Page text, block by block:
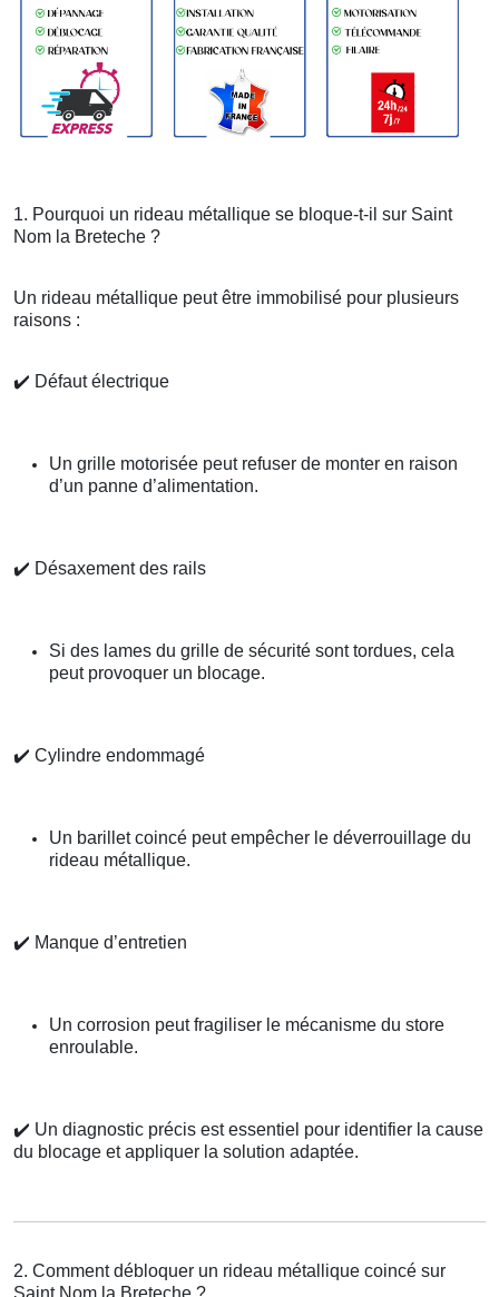
1. Pourquoi un rideau métallique se bloque-t-il sur Saint
Nom la Breteche ?
Un rideau métallique peut être immobilisé pour plusieurs
raisons :
✔️ Défaut électrique
Un grille motorisée peut refuser de monter en raison
d’un panne d’alimentation.
✔️ Désaxement des rails
Si des lames du grille de sécurité sont tordues, cela
peut provoquer un blocage.
✔️ Cylindre endommagé
Un barillet coincé peut empêcher le déverrouillage du
rideau métallique.
✔️ Manque d’entretien
Un corrosion peut fragiliser le mécanisme du store
enroulable.
✔️ Un diagnostic précis est essentiel pour identifier la cause
du blocage et appliquer la solution adaptée.
2. Comment débloquer un rideau métallique coincé sur